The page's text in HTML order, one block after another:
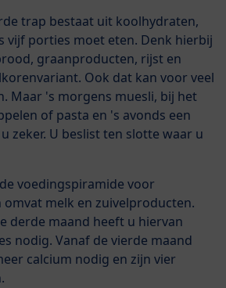
trap bestaat uit koolhydraten,
vijf porties moet eten. Denk hierbij
graanproducten, rijst en
Ook dat kan voor veel
Maar 's morgens muesli, bij het
of pasta en 's avonds een
zeker. U beslist ten slotte waar u
voedingspiramide voor
melk en zuivelproducten.
derde maand heeft u hiervan
nodig. Vanaf de vierde maand
calcium nodig en zijn vier